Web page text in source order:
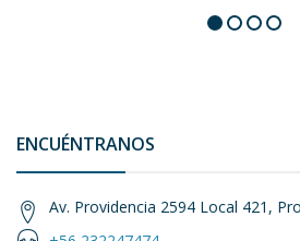
ENCUÉNTRANOS
Av. Providencia 2594 Local 421,